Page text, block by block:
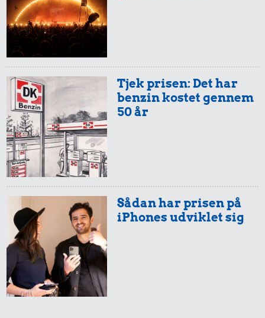
182.747 kr.
Bil
8,50 kr.
Tjek prisen: Det har
benzin kostet gennem
50 år
Sådan har prisen på
iPhones udviklet sig